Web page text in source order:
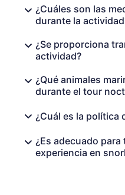
¿Cuáles son las
durante la
¿Se proporciona
actividad?
¿Qué animales
durante el tour
¿Cuál es la política
¿Es adecuado
experiencia en